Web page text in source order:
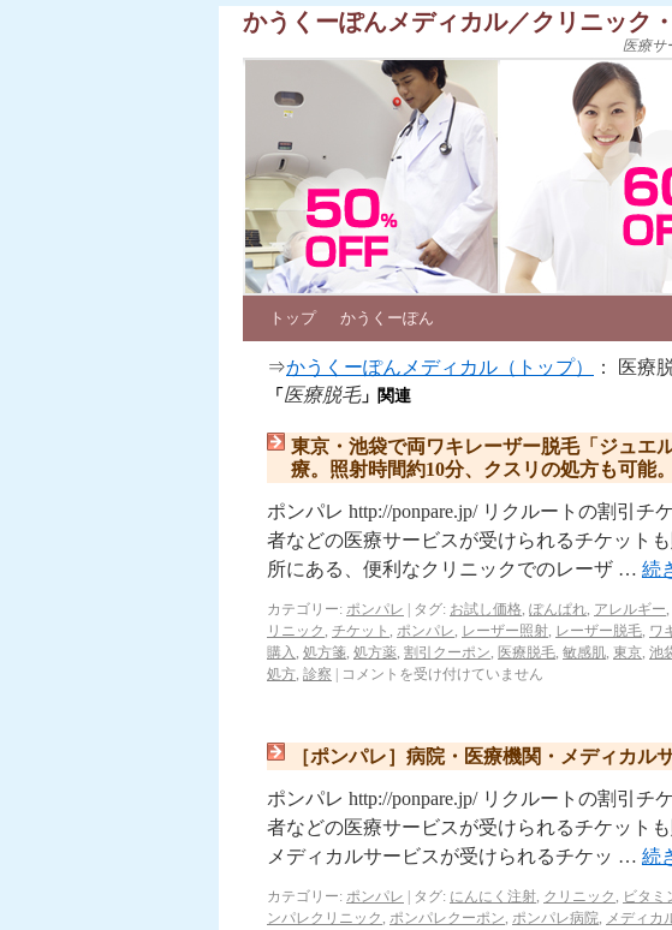
かうくーぽんメディカル／クリニック
医療サ
トップ かうくーぽん
⇒かうくーぽんメディカル（トップ） ： 医療
「 医療脱毛」関連
東京・池袋で両ワキレーザー脱毛「ジュエ
療。照射時間約10分、クスリの処方も可能
ポンパレ http://ponpare.jp/ リクルートの割引
者などの医療サービスが受けられるチケット
所にある、便利なクリニックでのレーザ … 続
カテゴリー: ポンパレ タグ: お試し価格, ぽんぱれ, アレルギー,
リニック , チケット , ポンパレ, レーザー照射, レーザー脱毛, ワ
購入 , 処方箋, 処方薬, 割引クーポン, 医療脱毛, 敏感肌, 東京, 池
処方, 診察 コメントを受け付けていません
［ポンパレ］病院・医療機関・メディカ
ポンパレ http://ponpare.jp/ リクルートの割引
者などの医療サービスが受けられるチケット
メディカルサービスが受けられるチケッ … 続
カテゴリー: ポンパレ タグ: にんにく注射, クリニック , ビタミ
ンパレクリニック , ポンパレクーポン, ポンパレ病院, メディカ